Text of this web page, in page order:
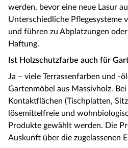
werden, bevor eine neue Lasur
Unterschiedliche Pflegesysteme
und führen zu Abplatzungen
Haftung.
Ist Holzschutzfarbe auch für
Ja – viele Terrassenfarben und -
Gartenmöbel aus Massivholz.
Kontaktflächen (Tischplatten,
lösemittelfreie und
Produkte gewählt werden. Die
Auskunft über die zugelassenen